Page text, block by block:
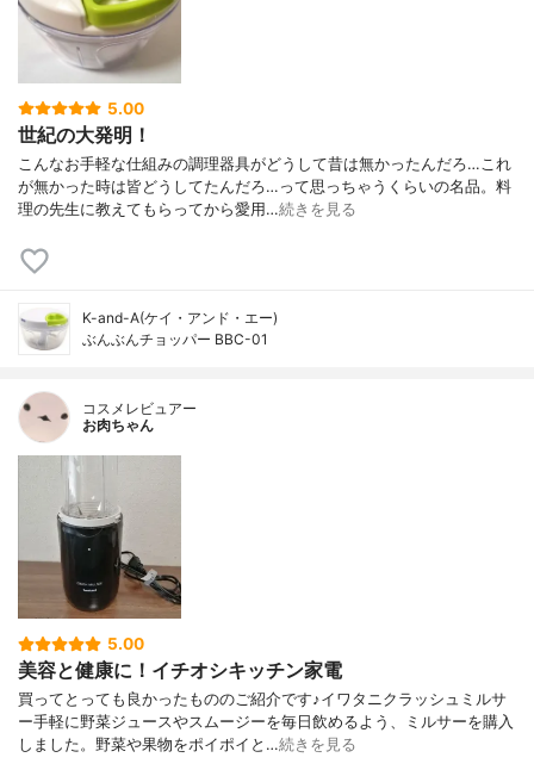
5.00
世紀の大発明！
こんなお手軽な仕組みの調理器具がどうして昔は無かったんだろ…これ
が無かった時は皆どうしてたんだろ…って思っちゃうくらいの名品。料
理の先生に教えてもらってから愛用…続きを見る
K-and-A(ケイ・アンド・エー)
ぶんぶんチョッパー BBC-01
コスメレビュアー
お肉ちゃん
5.00
美容と健康に！イチオシキッチン家電
買ってとっても良かったもののご紹介です♪イワタニクラッシュミルサ
ー手軽に野菜ジュースやスムージーを毎日飲めるよう、ミルサーを購入
しました。野菜や果物をポイポイと…続きを見る